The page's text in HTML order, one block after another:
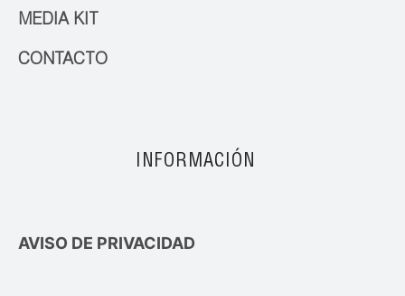
MEDIA KIT
CONTACTO
INFORMACIÓN
AVISO DE PRIVACIDAD